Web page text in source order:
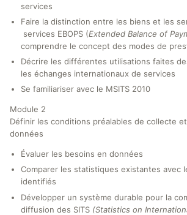
services
Faire la distinction entre les biens et les
services EBOPS (Extended Balance of
comprendre le concept des modes de
Décrire les différentes utilisations faites
les échanges internationaux de services
Se familiariser avec le MSITS 2010
Module 2
Définir les conditions préalables de collecte
données
Évaluer les besoins en données
Comparer les statistiques existantes avec
identifiés
Développer un système durable pour la
diffusion des SITS (Statistics on